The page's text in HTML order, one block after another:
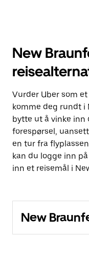
New
Vurder Uber som
komme deg rundt i
bytte ut å vinke inn
forespørsel,
en tur fra
kan du logge inn
inn et reisemål i
New